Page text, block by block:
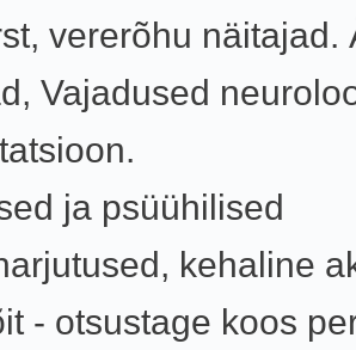
vererõhu näitajad.
Vajadused
ja psüühilised
kehaline
- otsustage koos